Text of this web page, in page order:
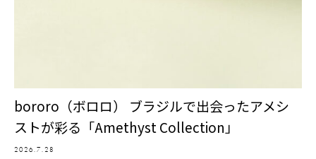
bororo（ボロロ） ブラジルで出会ったアメシ
ストが彩る「Amethyst Collection」
2026.7.28